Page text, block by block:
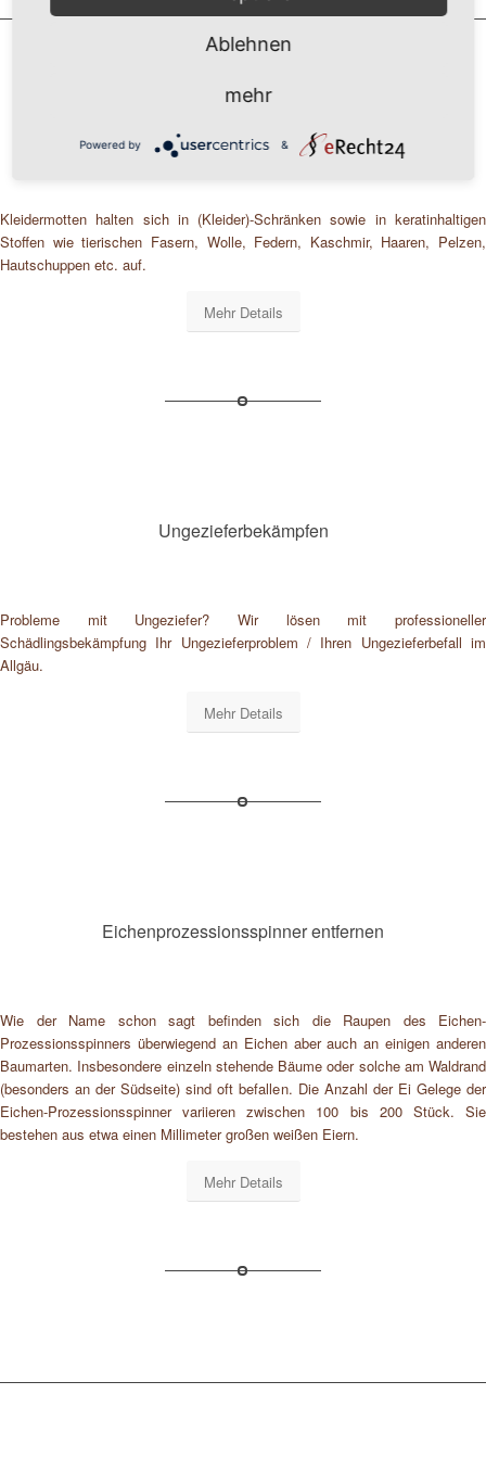
Kleider-Motten-Bekämpfung
Kleidermotten halten sich in (Kleider)-Schränken sowie in keratinhaltigen
Stoffen wie tierischen Fasern, Wolle, Federn, Kaschmir, Haaren, Pelzen,
Hautschuppen etc. auf.
Mehr Details
Ungezieferbekämpfen
Probleme mit Ungeziefer? Wir lösen mit professioneller
Schädlingsbekämpfung Ihr Ungezieferproblem / Ihren Ungezieferbefall im
Allgäu.
Mehr Details
Eichenprozessionsspinner entfernen
Wie der Name schon sagt befinden sich die Raupen des Eichen-
Prozessionsspinners überwiegend an Eichen aber auch an einigen anderen
Baumarten. Insbesondere einzeln stehende Bäume oder solche am Waldrand
(besonders an der Südseite) sind oft befallen. Die Anzahl der Ei Gelege der
Eichen-Prozessionsspinner variieren zwischen 100 bis 200 Stück. Sie
bestehen aus etwa einen Millimeter großen weißen Eiern.
Mehr Details
Ablehnen
mehr
Powered by &